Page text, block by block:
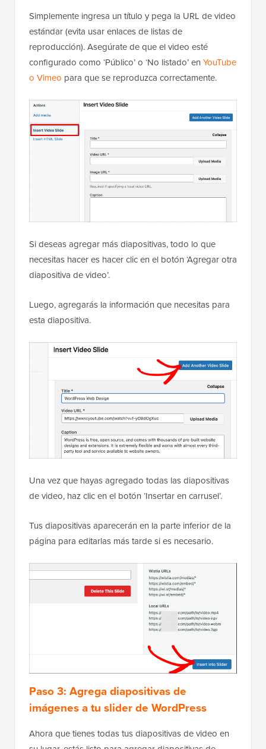
Simplemente ingresa un título y pega la URL de video
estándar (evita usar enlaces de listas de
reproducción). Asegúrate de que el video esté
configurado como ‘Público’ o ‘No listado’ en YouTube
o Vimeo para que se reproduzca correctamente.
Si deseas agregar más diapositivas, todo lo que
necesitas hacer es hacer clic en el botón ‘Agregar otra
diapositiva de video’.
Luego, agregarás la información que necesitas para
esta diapositiva.
Una vez que hayas agregado todas las diapositivas
de video, haz clic en el botón ‘Insertar en carrusel’.
Tus diapositivas aparecerán en la parte inferior de la
página para editarlas más tarde si es necesario.
Paso 3: Agrega diapositivas de
imágenes a tu slider de WordPress
Ahora que tienes todas tus diapositivas de video en